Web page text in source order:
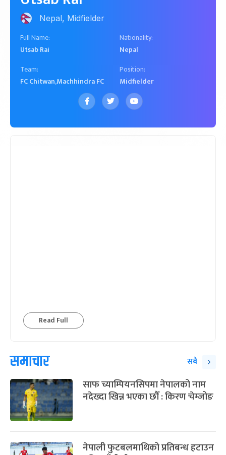
Nepal, Midfielder
Full Name:
Utsab Rai
Nationality:
Nepal
Team:
FC Chitwan,Machhindra FC
Position:
Midfielder
Read Full
समाचार सबै
साफ च्याम्पियनसिपमा नेपालको नाम
नदेख्दा खिन्न भएका छौँ : किरण चेम्जोङ
नेपाली फुटबलमाथिको प्रतिबन्ध हटाउन